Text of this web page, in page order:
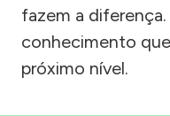
fazem a
conhecimento
próximo nível.